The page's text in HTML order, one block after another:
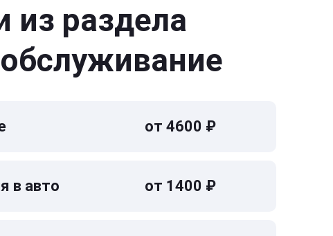
из раздела
от 4600 ₽
в авто от 1400 ₽